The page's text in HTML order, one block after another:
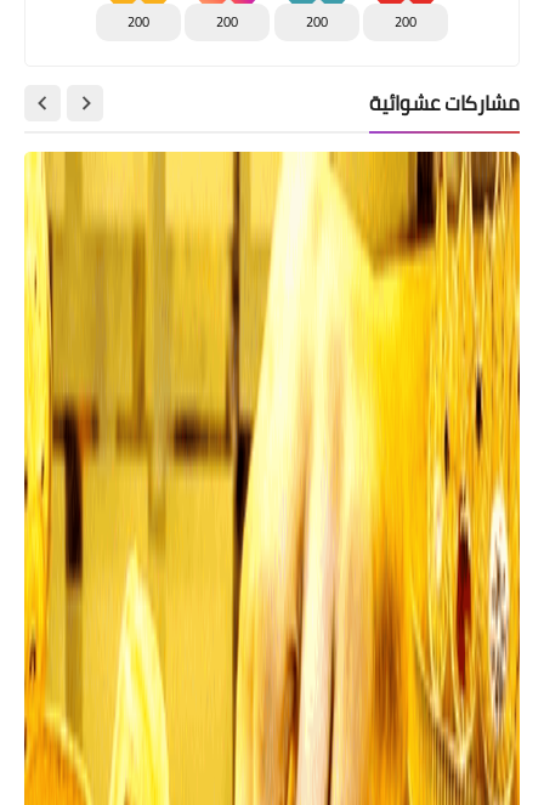
200
200
200
200
مشاركات عشوائية